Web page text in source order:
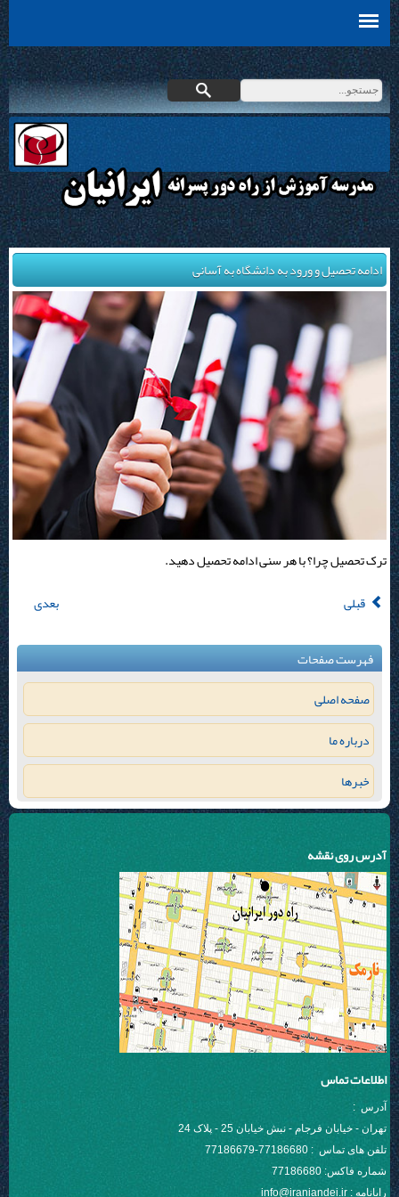
ادامه تحصیل و ورود به دانشگاه به آسانی
ترک تحصیل چرا؟ با هر سنی ادامه تحصیل دهید.
قبلی
بعدی
فهرست صفحات
صفحه اصلی
درباره ما
خبرها
آدرس روی نقشه
اطلاعات تماس
آدرس :
تهران - خیابان فرجام - نبش خیابان 25 - پلاک 24
تلفن های تماس : 77186680-77186679
شماره فاكس:77186680
رایانامه : info@iraniandei.ir